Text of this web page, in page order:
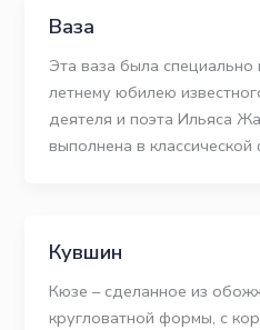
Ваза
Эта ваза была специально
летнему юбилею
деятеля и поэта Ильяса
выполнена в
Кувшин
Кюзе – сделанное из
кругловатной формы, с